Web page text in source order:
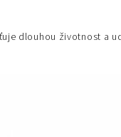
dlouhou životnost a